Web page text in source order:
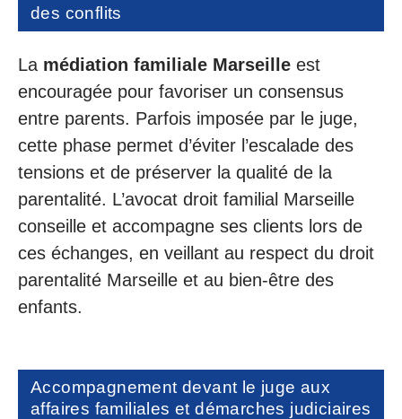
des conflits
La médiation familiale Marseille est
encouragée pour favoriser un consensus
entre parents. Parfois imposée par le juge,
cette phase permet d’éviter l’escalade des
tensions et de préserver la qualité de la
parentalité. L’avocat droit familial Marseille
conseille et accompagne ses clients lors de
ces échanges, en veillant au respect du droit
parentalité Marseille et au bien-être des
enfants.
Accompagnement devant le juge aux
affaires familiales et démarches judiciaires